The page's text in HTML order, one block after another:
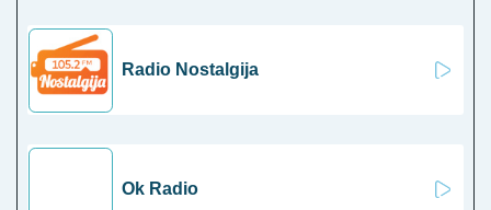
Radio Nostalgija
Ok Radio